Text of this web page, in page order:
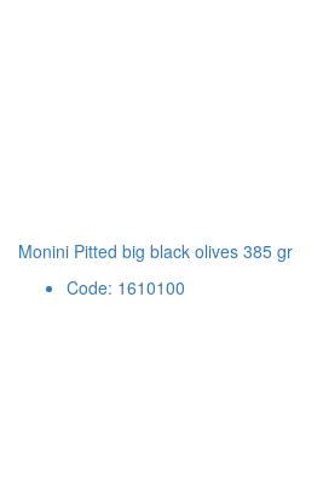
Monini Pitted big black olives 385 gr
Code: 1610100